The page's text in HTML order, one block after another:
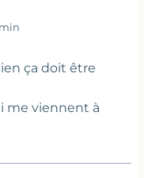
ça doit être
me viennent à